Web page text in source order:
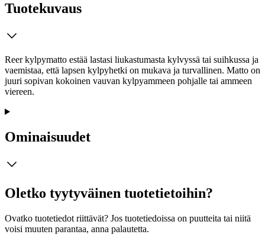
Tuotekuvaus
Reer kylpymatto estää lastasi liukastumasta kylvyssä tai suihkussa ja
vaemistaa, että lapsen kylpyhetki on mukava ja turvallinen. Matto on
juuri sopivan kokoinen vauvan kylpyammeen pohjalle tai ammeen
viereen.
Ominaisuudet
Oletko tyytyväinen tuotetietoihin?
Ovatko tuotetiedot riittävät? Jos tuotetiedoissa on puutteita tai niitä
voisi muuten parantaa, anna palautetta.